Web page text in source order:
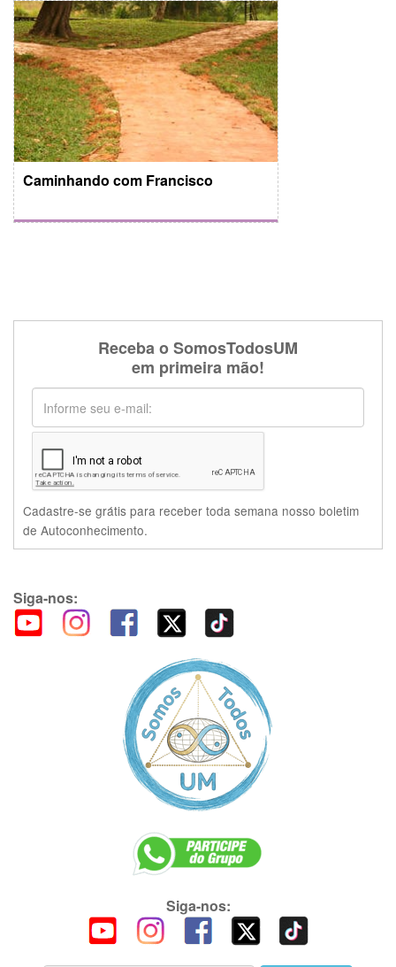
Caminhando com Francisco
Receba o SomosTodosUM
em primeira mão!
Cadastre-se grátis para receber toda semana nosso boletim
de Autoconhecimento.
Siga-nos:
Siga-nos: